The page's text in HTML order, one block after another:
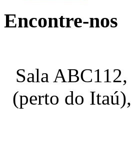
Encontre-nos
Sala
(perto do